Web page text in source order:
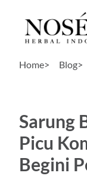
Home> Blog>
Sarung
Picu
Begini